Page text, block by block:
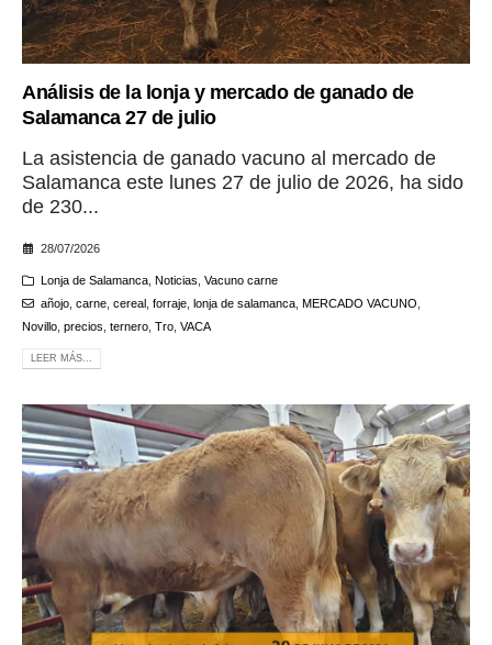
Análisis de la lonja y mercado de ganado de
Salamanca 27 de julio
La asistencia de ganado vacuno al mercado de
Salamanca este lunes 27 de julio de 2026, ha sido
de 230...
28/07/2026
Lonja de Salamanca, Noticias Vacuno carne
añojo, carne, cereal forraje, lonja de salamanca, MERCADO VACUNO
Novillo precios ternero Tro VACA
LEER MÁS...